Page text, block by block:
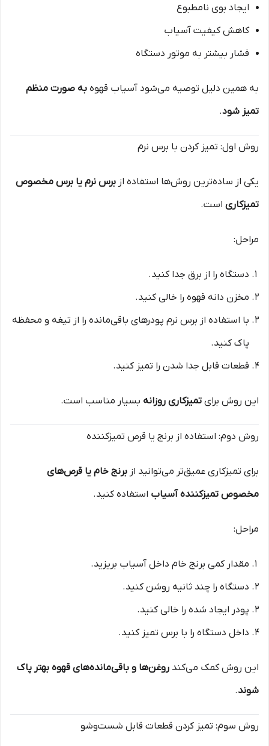
ایجاد بوی نامطبوع
کاهش کیفیت آسیاب
فشار بیشتر به موتور دستگاه
به همین دلیل توصیه می‌شود آسیاب قهوه به صورت منظم
تمیز شود.
روش اول: تمیز کردن با برس نرم
یکی از ساده‌ترین روش‌ها استفاده از برس نرم یا برس مخصوص
تمیزکاری است.
مراحل:
دستگاه را از برق جدا کنید.
مخزن دانه قهوه را خالی کنید.
با استفاده از برس نرم پودرهای باقی‌مانده را از تیغه و محفظه
پاک کنید.
قطعات قابل جدا شدن را تمیز کنید.
این روش برای تمیزکاری روزانه بسیار مناسب است.
روش دوم: استفاده از برنج یا قرص تمیزکننده
برای تمیزکاری عمیق‌تر می‌توانید از برنج خام یا قرص‌های
مخصوص تمیزکننده آسیاب استفاده کنید.
مراحل:
مقدار کمی برنج خام داخل آسیاب بریزید.
دستگاه را چند ثانیه روشن کنید.
پودر ایجاد شده را خالی کنید.
داخل دستگاه را با برس تمیز کنید.
این روش کمک می‌کند روغن‌ها و باقی‌مانده‌های قهوه بهتر پاک
شوند.
روش سوم: تمیز کردن قطعات قابل شست‌وشو